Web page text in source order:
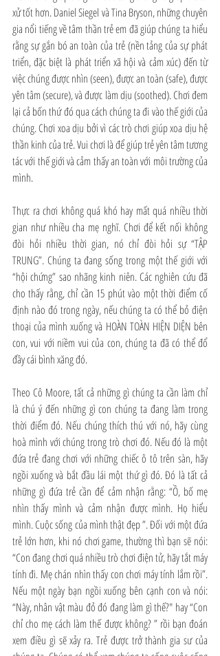
xử tốt hơn. Daniel Siegel và Tina Bryson, những chuyên
gia nổi tiếng về tâm thần trẻ em đã giúp chúng ta hiểu
rằng sự gắn bó an toàn của trẻ (nền tảng của sự phát
triển, đặc biệt là phát triển xã hội và cảm xúc) đến từ
việc chúng được nhìn (seen), được an toàn (safe), được
yên tâm (secure), và được làm dịu (soothed). Chơi đem
lại cả bốn thứ đó qua cách chúng ta đi vào thế giới của
chúng. Chơi xoa dịu bởi vì các trò chơi giúp xoa dịu hệ
thần kinh của trẻ. Vui chơi là để giúp trẻ yên tâm tương
tác với thế giới và cảm thấy an toàn với môi trường của
mình.
Thực ra chơi không quá khó hay mất quá nhiều thời
gian như nhiều cha mẹ nghĩ. Chơi để kết nối không
đòi hỏi nhiều thời gian, nó chỉ đòi hỏi sự “TẬP
TRUNG”. Chúng ta đang sống trong một thế giới với
“hội chứng” sao nhãng kinh niên. Các nghiên cứu đã
cho thấy rằng, chỉ cần 15 phút vào một thời điểm cố
định nào đó trong ngày, nếu chúng ta có thể bỏ điện
thoại của mình xuống và HOÀN TOÀN HIỆN DIỆN bên
con, vui với niềm vui của con, chúng ta đã có thể đổ
đầy cái bình xăng đó.
Theo Cô Moore, tất cả những gì chúng ta cần làm chỉ
là chú ý đến những gì con chúng ta đang làm trong
thời điểm đó. Nếu chúng thích thú với nó, hãy cùng
hoà mình với chúng trong trò chơi đó. Nếu đó là một
đứa trẻ đang chơi với những chiếc ô tô trên sàn, hãy
ngồi xuống và bắt đầu lái một thứ gì đó. Đó là tất cả
những gì đứa trẻ cần để cảm nhận rằng: “Ồ, bố mẹ
nhìn thấy mình và cảm nhận được mình. Họ hiểu
mình. Cuộc sống của mình thật đẹp ”. Đối với một đứa
trẻ lớn hơn, khi nó chơi game, thường thì bạn sẽ nói:
“Con đang chơi quá nhiều trò chơi điện tử, hãy tắt máy
tính đi. Mẹ chán nhìn thấy con chơi máy tính lắm rồi”.
Nếu một ngày bạn ngồi xuống bên cạnh con và nói:
“Này, nhân vật màu đỏ đó đang làm gì thế?" hay “Con
chỉ cho mẹ cách làm thế được không? ” rồi bạn đoán
xem điều gì sẽ xảy ra. Trẻ được trở thành gia sư của